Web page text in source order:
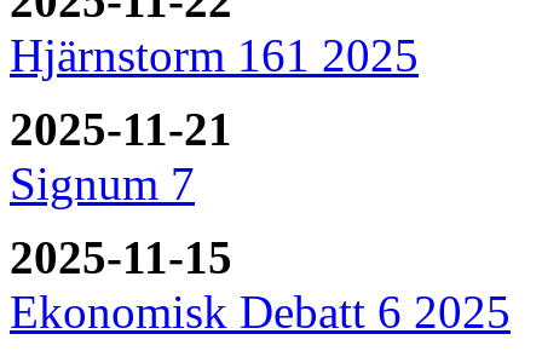
Hjärnstorm 161 2025
2025-11-21
Signum 7
2025-11-15
Ekonomisk Debatt 6 2025